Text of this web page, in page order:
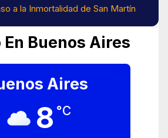
a la Inmortalidad de San Martín
Buenos Aires
Aires
8 °C